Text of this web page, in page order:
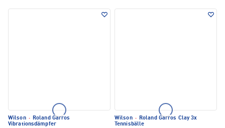
Wilson · Roland Garros
Vibrationsdämpfer
Wilson · Roland Garros Clay 3x
Tennisbälle